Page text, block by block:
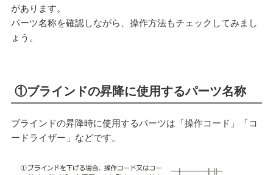
があります。
パーツ名称を確認しながら、操作方法もチェックしてみまし
ょう。
①ブラインドの昇降に使用するパーツ名称
ブラインドの昇降時に使用するパーツは「操作コード」「コ
ードライザー」などです。